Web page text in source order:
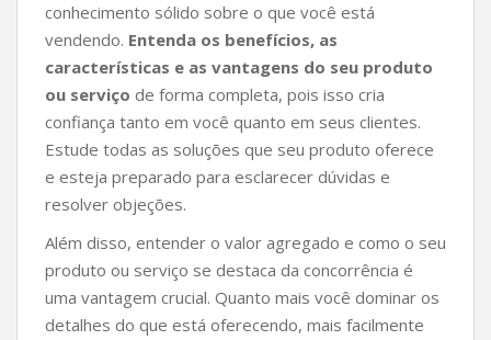
conhecimento sólido sobre o que você está
vendendo. Entenda os benefícios, as
características e as vantagens do seu produto
ou serviço de forma completa, pois isso cria
confiança tanto em você quanto em seus clientes.
Estude todas as soluções que seu produto oferece
e esteja preparado para esclarecer dúvidas e
resolver objeções.
Além disso, entender o valor agregado e como o seu
produto ou serviço se destaca da concorrência é
uma vantagem crucial. Quanto mais você dominar os
detalhes do que está oferecendo, mais facilmente